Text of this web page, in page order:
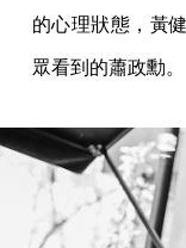
的心理狀態，黃
眾看到的蕭政勳。